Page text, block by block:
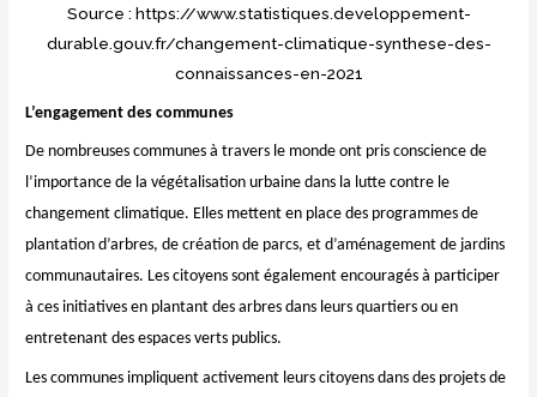
Source : https://www.statistiques.developpement-
durable.gouv.fr/changement-climatique-synthese-des-
connaissances-en-2021
L’engagement des communes
De nombreuses communes à travers le monde ont pris conscience de
l’importance de la végétalisation urbaine dans la lutte contre le
changement climatique. Elles mettent en place des programmes de
plantation d’arbres, de création de parcs, et d’aménagement de jardins
communautaires. Les citoyens sont également encouragés à participer
à ces initiatives en plantant des arbres dans leurs quartiers ou en
entretenant des espaces verts publics.
Les communes impliquent activement leurs citoyens dans des projets de